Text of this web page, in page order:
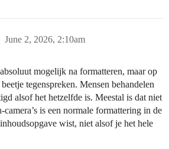
June 2, 2026, 2:10am
mogelijk na formatteren, maar op
tegenspreken. Mensen behandelen
alsof het hetzelfde is. Meestal is dat niet
camera’s is een normale formattering in de
wist, niet alsof je het hele